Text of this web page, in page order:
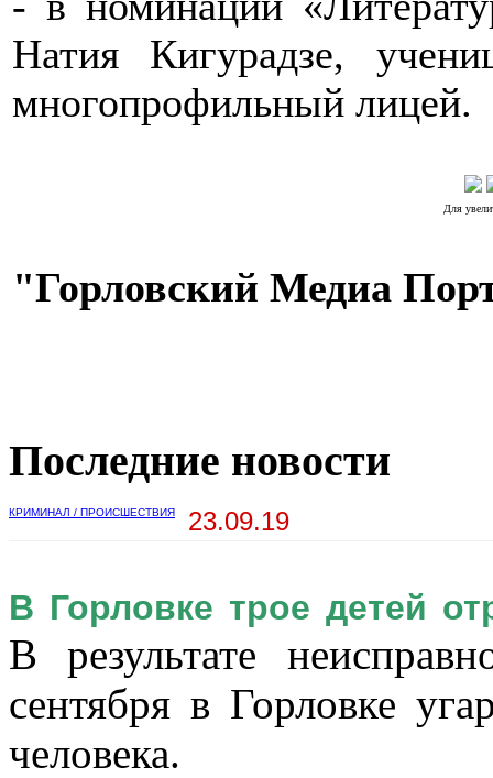
Натия Кигурадзе,
многопрофильный лицей.
Для
"Горловский Медиа
Последние новости
КРИМИНАЛ / ПРОИСШЕСТВИЯ 23.09.19
В Горловке трое детей
В результате
сентября в Горловке
человека.